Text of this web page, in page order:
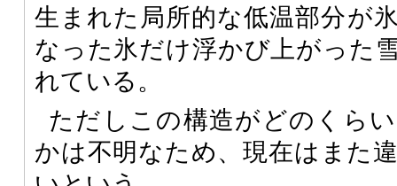
生まれた局所的な低温部分が
なった氷だけ浮かび上がった
れている。
ただしこの構造がどのくら
かは不明なため、現在はまた